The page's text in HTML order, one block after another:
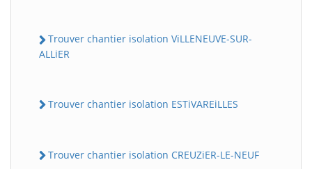
Trouver chantier isolation ViLLENEUVE-SUR-
ALLiER
Trouver chantier isolation ESTiVAREiLLES
Trouver chantier isolation CREUZiER-LE-NEUF